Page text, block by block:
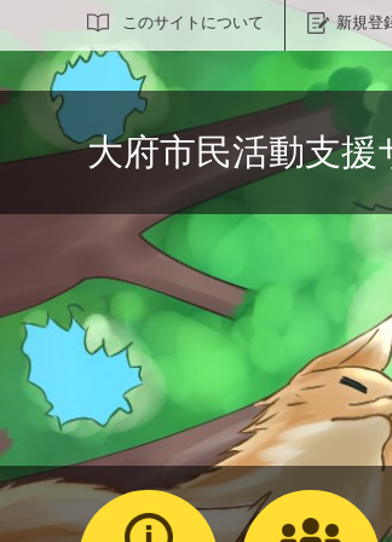
このサイトについて 新規登
サイト内検索
大府市民活動支